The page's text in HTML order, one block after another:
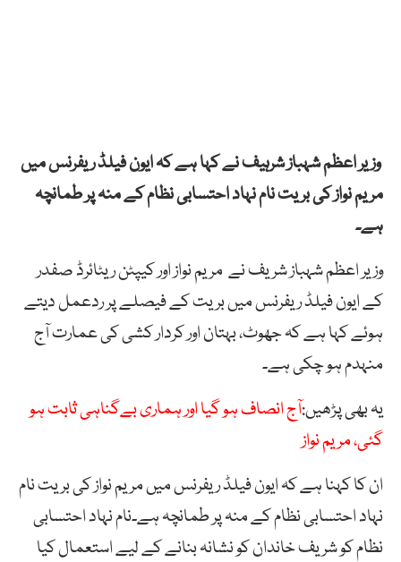
وزیر اعظم شہباز شرہیف نے کہا ہے کہ ایون فیلڈ ریفرنس میں
مریم نواز کی بریت نام نہاد احتسابی نظام کے منہ پر طمانچہ
ہے۔
وزیر اعظم شہباز شریف نے مریم نواز اور کیپٹن ریٹائرڈ صفدر
کے ایون فیلڈ ریفرنس میں بریت کے فیصلے پر ردعمل دیتے
ہوئے کہا ہے کہ جھوٹ، بہتان اور کردار کشی کی عمارت آج
منہدم ہو چکی ہے۔
یہ بھی پڑھیں:آج انصاف ہو گیا اور ہماری بےگناہی ثابت ہو
گئی، مریم نواز
ان کا کہنا ہے کہ ایون فیلڈ ریفرنس میں مریم نواز کی بریت نام
نہاد احتسابی نظام کے منہ پر طمانچہ ہے۔نام نہاد احتسابی
نظام کو شریف خاندان کو نشانہ بنانے کے لیے استعمال کیا